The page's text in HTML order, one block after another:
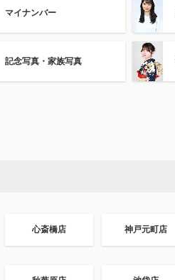
マイナンバー
記念写真・家族写真
心斎橋店 神戸元町店